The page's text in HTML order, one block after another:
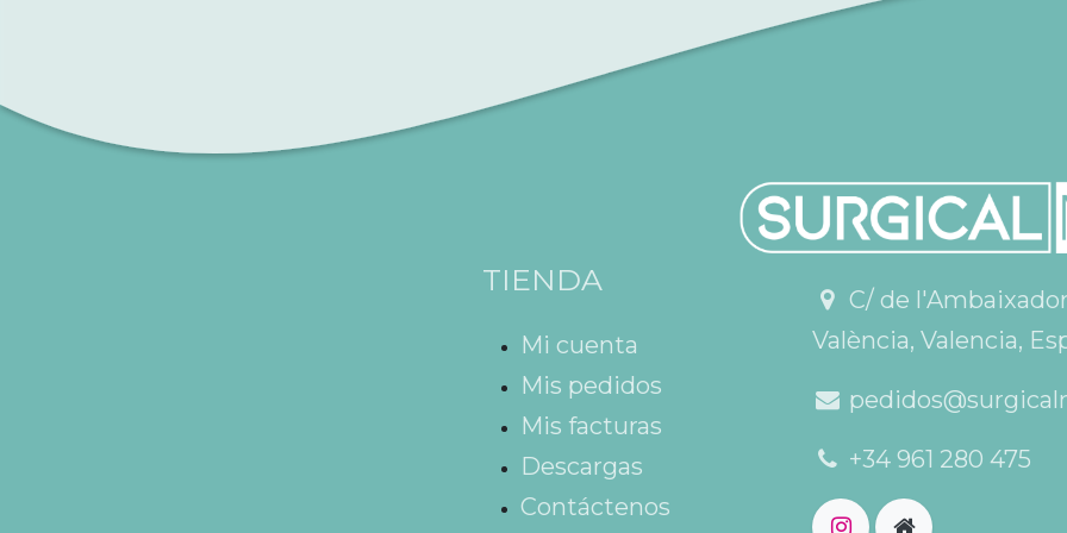
C/ de
València, Valencia,
+34 961 280 475
TIENDA
Mi cuenta
Mis pedidos
Mis facturas
Descargas
Contáctenos